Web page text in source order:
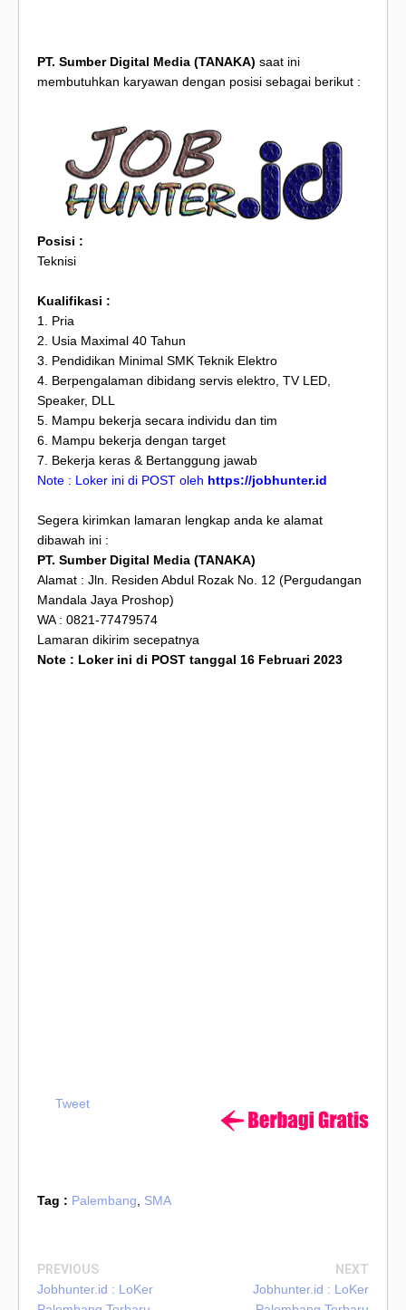
PT. Sumber Digital Media (TANAKA) saat ini
membutuhkan karyawan dengan posisi sebagai berikut :
Posisi :
Teknisi
Kualifikasi :
1. Pria
2. Usia Maximal 40 Tahun
3. Pendidikan Minimal SMK Teknik Elektro
4. Berpengalaman dibidang servis elektro, TV LED,
Speaker, DLL
5. Mampu bekerja secara individu dan tim
6. Mampu bekerja dengan target
7. Bekerja keras & Bertanggung jawab
Note : Loker ini di POST oleh https://jobhunter.id
Segera kirimkan lamaran lengkap anda ke alamat
dibawah ini :
PT. Sumber Digital Media (TANAKA)
Alamat : Jln. Residen Abdul Rozak No. 12 (Pergudangan
Mandala Jaya Proshop)
WA : 0821-77479574
Lamaran dikirim secepatnya
Note : Loker ini di POST tanggal 16 Februari 2023
Tweet
Tag : Palembang SMA
PREVIOUS
Jobhunter.id : LoKer
NEXT
Jobhunter.id : LoKer